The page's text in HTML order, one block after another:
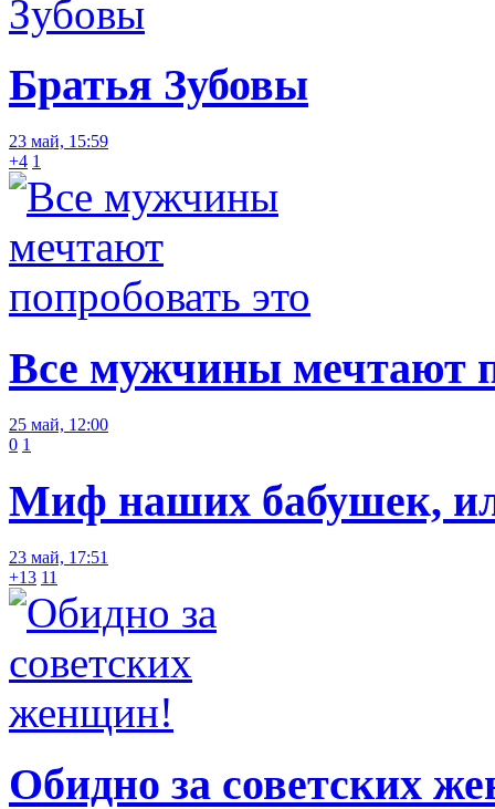
Братья Зубовы
23 май, 15:59
+4 1
Все мужчины мечтают
25 май, 12:00
0 1
Миф наших бабушек,
23 май, 17:51
+13 11
Обидно за советских